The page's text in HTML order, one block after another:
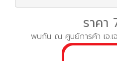
ราคา
พบกัน ณ ศูนย์การค้า เจ.เ